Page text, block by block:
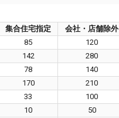
集合住宅指定 会社・店舗除外
85 120
142 280
78 140
170 210
33 100
10 50